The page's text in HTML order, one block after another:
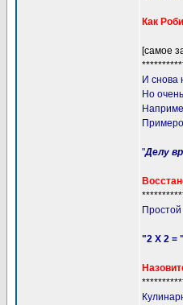
Как
[самое
И снова
Но
"Делу
"2 Х 2 = "